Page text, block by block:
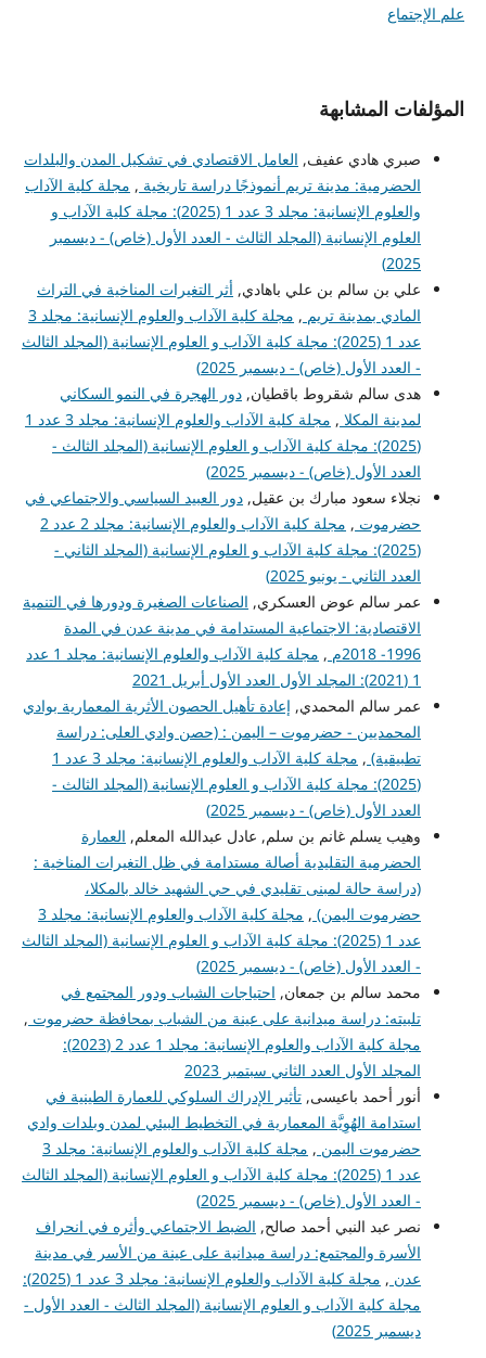
علم الإجتماع
المؤلفات المشابهة
صبري هادي عفيف, العامل الاقتصادي في تشكيل المدن والبلدات
الحضرمية: مدينة تريم أنموذجًا دراسة تاريخية , مجلة كلية الآداب
والعلوم الإنسانية: مجلد 3 عدد 1 (2025): مجلة كلية الآداب و
العلوم الإنسانية (المجلد الثالث - العدد الأول (خاص) - ديسمبر
2025)
علي بن سالم بن علي باهادي, أثر التغيرات المناخية في التراث
المادي بمدينة تريم ,
مجلة كلية الآداب والعلوم الإنسانية: مجلد 3
عدد 1 (2025): مجلة كلية الآداب و العلوم الإنسانية (المجلد الثالث
- العدد الأول (خاص) - ديسمبر 2025)
هدى سالم شقروط باقطيان, دور الهجرة في النمو السكاني
لمدينة المكلا ,
مجلة كلية الآداب والعلوم الإنسانية: مجلد 3 عدد 1
(2025): مجلة كلية الآداب و العلوم الإنسانية (المجلد الثالث -
العدد الأول (خاص) - ديسمبر 2025)
نجلاء سعود مبارك بن عقيل, دور العبيد السياسي والاجتماعي في
حضرموت ,
مجلة كلية الآداب والعلوم الإنسانية: مجلد 2 عدد 2
(2025): مجلة كلية الآداب و العلوم الإنسانية (المجلد الثاني -
العدد الثاني - يونيو 2025)
عمر سالم عوض العسكري, الصناعات الصغيرة ودورها في التنمية
الاقتصادية: الاجتماعية المستدامة في مدينة عدن في المدة
1996- 2018م
,
مجلة كلية الآداب والعلوم الإنسانية: مجلد 1 عدد
1 (2021): المجلد الأول العدد الأول أبريل 2021
عمر سالم المحمدي, إعادة تأهيل الحصون الأثرية المعمارية بوادي
المحمديين - حضرموت – اليمن : (حصن وادي العلى: دراسة
تطبيقية) ,
مجلة كلية الآداب والعلوم الإنسانية: مجلد 3 عدد 1
(2025): مجلة كلية الآداب و العلوم الإنسانية (المجلد الثالث -
العدد الأول (خاص) - ديسمبر 2025)
وهيب يسلم غانم بن سلم, عادل عبدالله المعلم, العمارة
الحضرمية التقليدية أصالة مستدامة في ظل التغيرات المناخية :
(دراسة حالة لمبنى تقليدي في حي الشهيد خالد بالمكلا،
حضرموت اليمن) ,
مجلة كلية الآداب والعلوم الإنسانية: مجلد 3
عدد 1 (2025): مجلة كلية الآداب و العلوم الإنسانية (المجلد الثالث
- العدد الأول (خاص) - ديسمبر 2025)
محمد سالم بن جمعان, احتياجات الشباب ودور المجتمع في
تلبيته: دراسة ميدانية على عينة من الشباب بمحافظة حضرموت ,
مجلة كلية الآداب والعلوم الإنسانية: مجلد 1 عدد 2 (2023):
المجلد الأول العدد الثاني سبتمبر 2023
أنور أحمد باعيسى, تأثير الإدراك السلوكي للعمارة الطينية في
استدامة الهُوِيَّة المعمارية في التخطيط البيئي لمدن وبلدات وادي
حضرموت اليمن ,
مجلة كلية الآداب والعلوم الإنسانية: مجلد 3
عدد 1 (2025): مجلة كلية الآداب و العلوم الإنسانية (المجلد الثالث
- العدد الأول (خاص) - ديسمبر 2025)
نصر عبد النبي أحمد صالح, الضبط الاجتماعي وأثره في انحراف
الأسرة والمجتمع: دراسة ميدانية على عينة من الأسر في مدينة
عدن ,
مجلة كلية الآداب والعلوم الإنسانية: مجلد 3 عدد 1 (2025):
مجلة كلية الآداب و العلوم الإنسانية (المجلد الثالث - العدد الأول -
ديسمبر 2025)